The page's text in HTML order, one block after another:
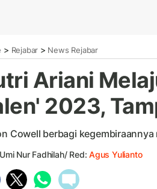
> Rejabar > News Rejabar
Ariani
2023,
Cowell berbagi
Nur Fadhilah/ Red:Agus Yulianto